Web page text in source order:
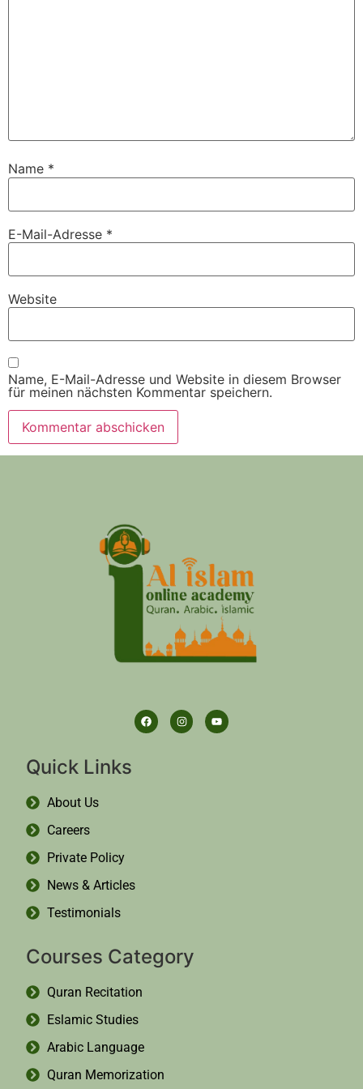
Name *
E-Mail-Adresse *
Website
Name, E-Mail-Adresse und Website in diesem Browser
für meinen nächsten Kommentar speichern.
Quick Links
About Us
Careers
Private Policy
News & Articles
Testimonials
Courses Category
Quran Recitation
Eslamic Studies
Arabic Language
Quran Memorization